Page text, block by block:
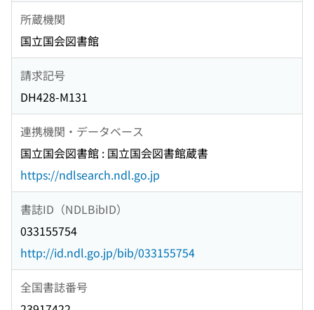
所蔵機関
国立国会図書館
請求記号
DH428-M131
連携機関・データベース
国立国会図書館 : 国立国会図書館蔵書
https://ndlsearch.ndl.go.jp
書誌ID（NDLBibID）
033155754
http://id.ndl.go.jp/bib/033155754
全国書誌番号